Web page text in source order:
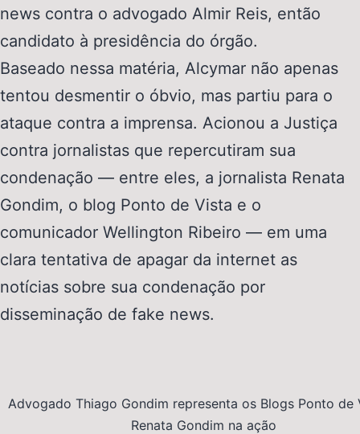
news contra o advogado Almir Reis, então
candidato à presidência do órgão.
Baseado nessa matéria, Alcymar não apenas
tentou desmentir o óbvio, mas partiu para o
ataque contra a imprensa. Acionou a Justiça
contra jornalistas que repercutiram sua
condenação — entre eles, a jornalista Renata
Gondim, o blog Ponto de Vista e o
comunicador Wellington Ribeiro — em uma
clara tentativa de apagar da internet as
notícias sobre sua condenação por
disseminação de fake news.
Advogado Thiago Gondim representa os Blogs Ponto de
Renata Gondim na ação